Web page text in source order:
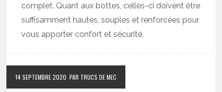
complet. Quant aux bottes, celles-ci doivent être
suffisamment hautes, souples et renforcées pour
vous apporter confort et sécurité.
14 SEPTEMBRE 2020 PAR TRUCS DE MEC